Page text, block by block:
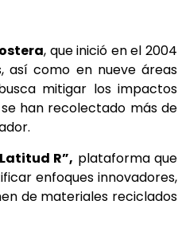
, que inició en el 2004
así como en nueve áreas
mitigar los impactos
han recolectado más de
R”, plataforma que
enfoques innovadores,
de materiales reciclados